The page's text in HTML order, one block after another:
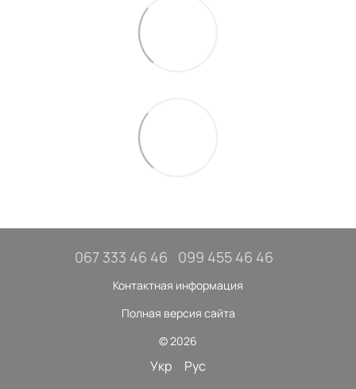
067 333 46 46 099 455 46 46
Контактная информация
Полная версия сайта
© 2026
Укр Рус